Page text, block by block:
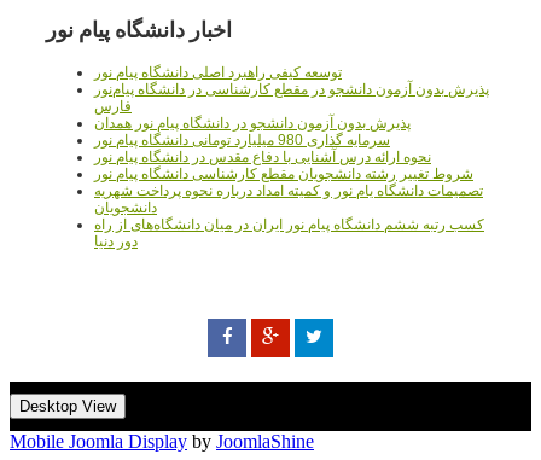
اخبار دانشگاه پیام نور
توسعه کیفی راهبرد اصلی دانشگاه پیام نور
پذیرش بدون آزمون دانشجو در مقطع کارشناسی در دانشگاه پیام‌نور
فارس
پذیرش بدون آزمون دانشجو در دانشگاه پیام نور همدان
سرمایه گذاری 980 میلیارد تومانی دانشگاه پیام نور
نحوه ارائه درس آشنایی با دفاع مقدس در دانشگاه پیام نور
شروط تغییر رشته دانشجویان مقطع کارشناسی دانشگاه پیام نور
تصمیمات دانشگاه یام نور و کمیته امداد درباره نحوه پرداخت شهریه
دانشجویان
کسب رتبه ششم دانشگاه پیام نور ایران در میان دانشگاه‌های از راه
دور دنیا
Desktop View
Mobile Joomla Display by JoomlaShine